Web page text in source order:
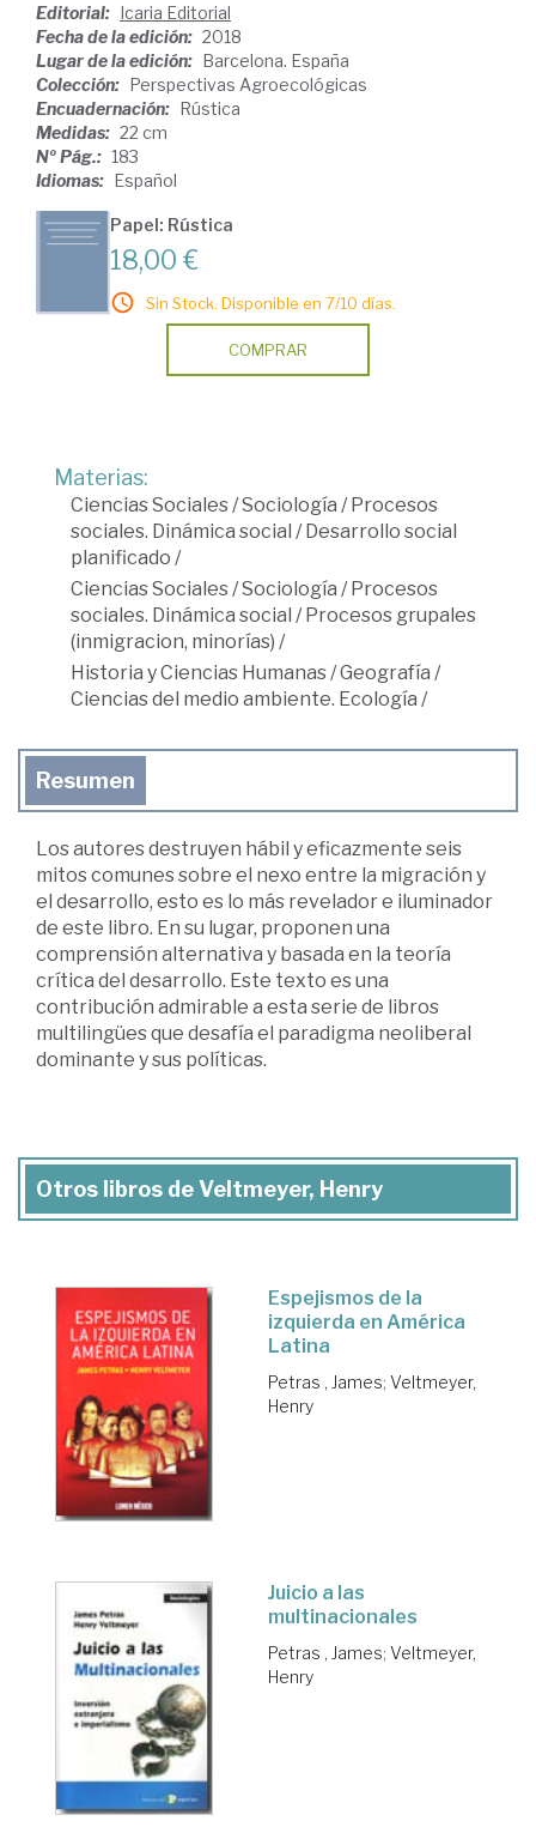
Editorial: Icaria Editorial
Fecha de la edición: 2018
Lugar de la edición: Barcelona. España
Colección: Perspectivas Agroecológicas
Encuadernación: Rústica
Medidas: 22 cm
Nº Pág.: 183
Idiomas: Español
Papel: Rústica
18,00 €
Sin Stock. Disponible en 7/10 días.
COMPRAR
Materias:
Ciencias Sociales /Sociología /Procesos
sociales. Dinámica social /Desarrollo social
planificado /
Ciencias Sociales /Sociología /Procesos
sociales. Dinámica social /Procesos grupales
(inmigracion, minorías) /
Historia y Ciencias Humanas /Geografía /
Ciencias del medio ambiente. Ecología /
Resumen
Los autores destruyen hábil y eficazmente seis
mitos comunes sobre el nexo entre la migración y
el desarrollo, esto es lo más revelador e iluminador
de este libro. En su lugar, proponen una
comprensión alternativa y basada en la teoría
crítica del desa­rrollo. Este texto es una
contribución admirable a esta serie de libros
multilingües que desafía el paradigma neoliberal
domi­nante y sus políticas.
Otros libros de Veltmeyer, Henry
Espejismos de la
izquierda en América
Latina
Petras , James; Veltmeyer,
Henry
Juicio a las
multinacionales
Petras , James; Veltmeyer,
Henry